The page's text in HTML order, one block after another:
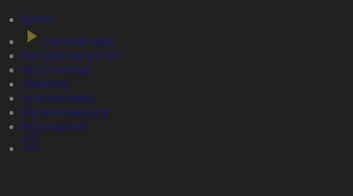
Басты
Тікелей эфир
Бағдарлама кестесі
Жаңалықтар
Жобалар
Телехикаялар
Мультсериалдар
Видеоархив